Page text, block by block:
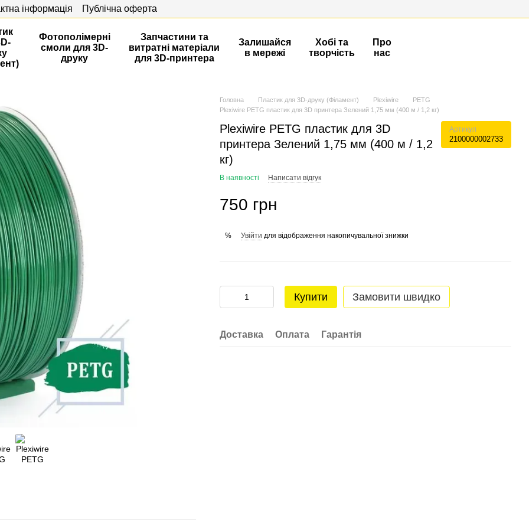
інформація Публічна оферта
Фотополімерні
смоли для 3D-
друку
Запчастини та
витратні матеріали
для 3D-принтера
Залишайся
в мережі
Хобі та
творчість
Про
нас
Головна Пластик для 3D-друку (Філамент) Plexiwire
PETG
Plexiwire PETG пластик для 3D принтера Зелений 1,75 мм (400 м / 1,2 кг)
Plexiwire PETG пластик для 3D
принтера Зелений 1,75 мм (400 м / 1,2
кг)
Артикул
2100000002733
В наявності Написати відгук
750 грн
% Увійти для відображення накопичувальної знижки
Купити Замовити швидко
Доставка Оплата Гарантія